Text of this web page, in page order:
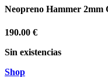
Neopreno Hammer 2mm
190.00 €
Sin existencias
Shop